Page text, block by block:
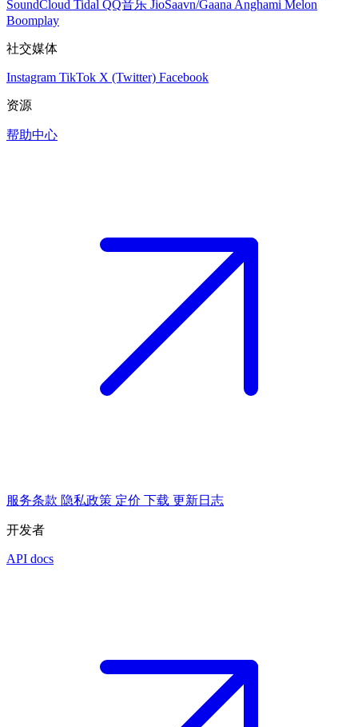
SoundCloud Tidal QQ音乐 JioSaavn/Gaana Anghami Melon
Boomplay
社交媒体
Instagram TikTok X (Twitter) Facebook
资源
帮助中心
服务条款 隐私政策 定价 下载 更新日志
开发者
API docs